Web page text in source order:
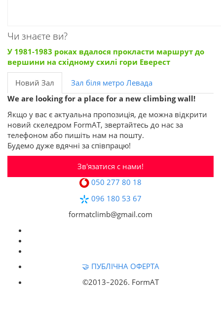
Чи знаєте ви?
У 1981-1983 роках вдалося прокласти маршрут до
вершини на східному схилі гори Еверест
Новий Зал
Зал біля метро Левада
We are looking for a place for a new climbing wall!
Якщо у вас є актуальна пропозиція, де можна відкрити
новий скеледром FormAT, звертайтесь до нас за
телефоном або пишіть нам на пошту.
Будемо дуже вдячні за співпрацю!
Зв'язатися с нами!
050 277 80 18
096 180 53 67
formatclimb@gmail.com
🤝 ПУБЛІЧНА ОФЕРТА
©2013‒2026. FormAT